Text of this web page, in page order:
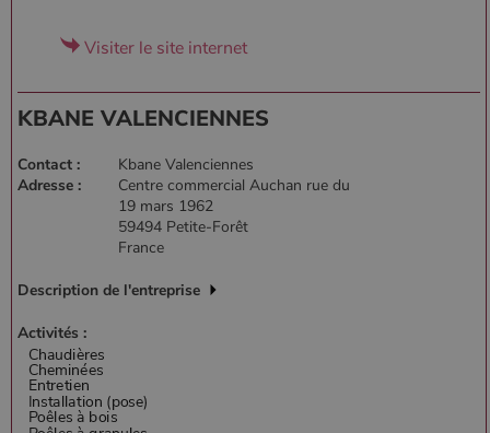
Visiter le site internet
KBANE VALENCIENNES
Contact :
Kbane Valenciennes
Adresse :
Centre commercial Auchan rue du
19 mars 1962
59494 Petite-Forêt
France
Description de l'entreprise
Activités :